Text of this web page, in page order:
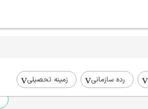
رده سازمانی زمینه تحصیلیبرای جستجوی